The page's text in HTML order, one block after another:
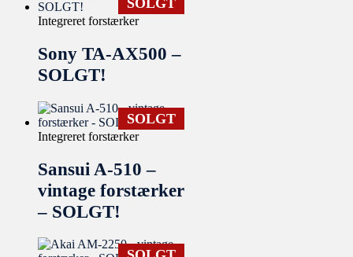
Integreret forstærker
Sony TA-AX500 –
SOLGT!
SOLGT
Integreret forstærker
Sansui A-510 –
vintage forstærker
– SOLGT!